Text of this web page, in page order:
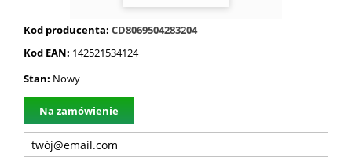
Kod producenta: CD8069504283204
Kod EAN: 142521534124
Stan: Nowy
Na zamówienie